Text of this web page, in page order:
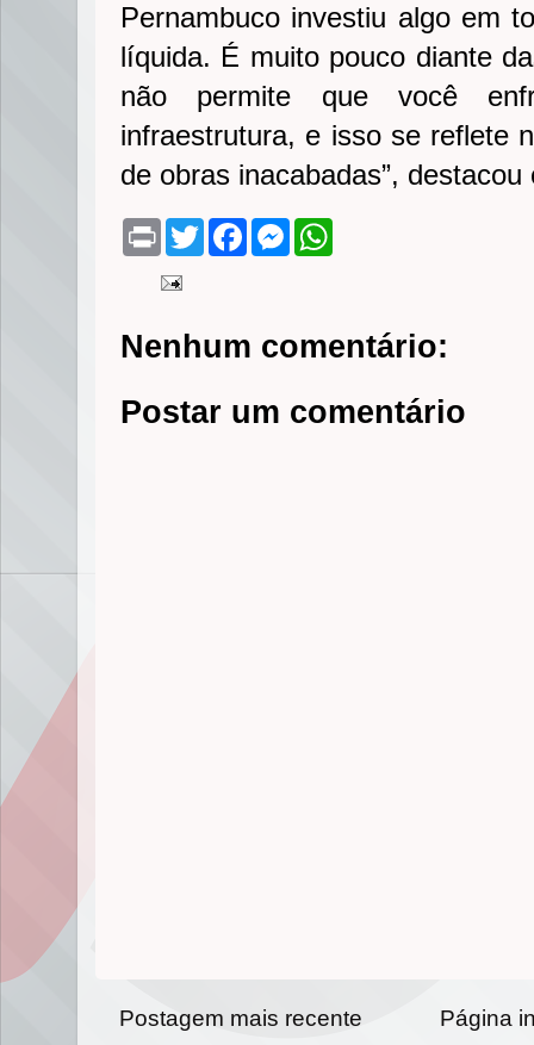
Pernambuco investiu algo em
líquida. É muito pouco diante
não permite que você
infraestrutura, e isso se reflete
de obras inacabadas”, destacou
P
n
T
w
r
F
o
k
M
g
e
p
p
Nenhum comentário:
Postar um comentário
Postagem mais recente Página